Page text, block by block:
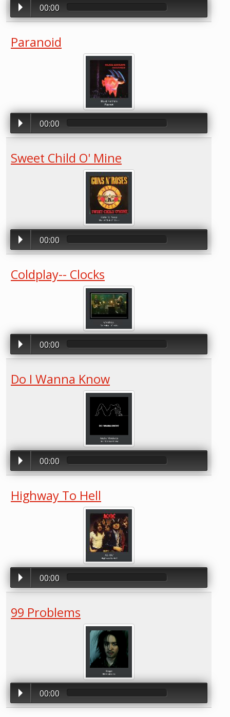
00:00
Paranoid
00:00
Sweet Child O' Mine
00:00
Coldplay-- Clocks
00:00
Do I Wanna Know
00:00
Highway To Hell
00:00
99 Problems
00:00